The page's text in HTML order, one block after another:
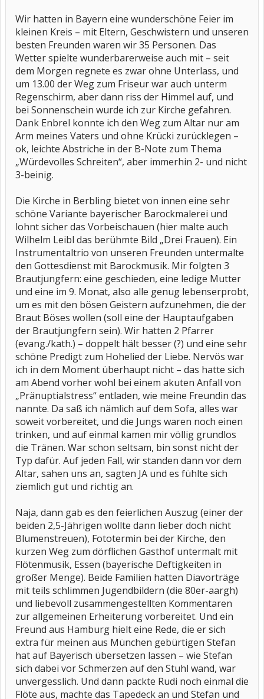
Wir hatten in Bayern eine wunderschöne Feier im
kleinen Kreis – mit Eltern, Geschwistern und unseren
besten Freunden waren wir 35 Personen. Das
Wetter spielte wunderbarerweise auch mit – seit
dem Morgen regnete es zwar ohne Unterlass, und
um 13.00 der Weg zum Friseur war auch unterm
Regenschirm, aber dann riss der Himmel auf, und
bei Sonnenschein wurde ich zur Kirche gefahren.
Dank Enbrel konnte ich den Weg zum Altar nur am
Arm meines Vaters und ohne Krücki zurücklegen –
ok, leichte Abstriche in der B-Note zum Thema
„Würdevolles Schreiten“, aber immerhin 2- und nicht
3-beinig.
Die Kirche in Berbling bietet von innen eine sehr
schöne Variante bayerischer Barockmalerei und
lohnt sicher das Vorbeischauen (hier malte auch
Wilhelm Leibl das berühmte Bild „Drei Frauen). Ein
Instrumentaltrio von unseren Freunden untermalte
den Gottesdienst mit Barockmusik. Mir folgten 3
Brautjungfern: eine geschieden, eine ledige Mutter
und eine im 9. Monat, also alle genug lebenserprobt,
um es mit den bösen Geistern aufzunehmen, die der
Braut Böses wollen (soll eine der Hauptaufgaben
der Brautjungfern sein). Wir hatten 2 Pfarrer
(evang./kath.) – doppelt hält besser (?) und eine sehr
schöne Predigt zum Hohelied der Liebe. Nervös war
ich in dem Moment überhaupt nicht – das hatte sich
am Abend vorher wohl bei einem akuten Anfall von
„Pränuptialstress“ entladen, wie meine Freundin das
nannte. Da saß ich nämlich auf dem Sofa, alles war
soweit vorbereitet, und die Jungs waren noch einen
trinken, und auf einmal kamen mir völlig grundlos
die Tränen. War schon seltsam, bin sonst nicht der
Typ dafür. Auf jeden Fall, wir standen dann vor dem
Altar, sahen uns an, sagten JA und es fühlte sich
ziemlich gut und richtig an.
Naja, dann gab es den feierlichen Auszug (einer der
beiden 2,5-Jährigen wollte dann lieber doch nicht
Blumenstreuen), Fototermin bei der Kirche, den
kurzen Weg zum dörflichen Gasthof untermalt mit
Flötenmusik, Essen (bayerische Deftigkeiten in
großer Menge). Beide Familien hatten Diavorträge
mit teils schlimmen Jugendbildern (die 80er-aargh)
und liebevoll zusammengestellten Kommentaren
zur allgemeinen Erheiterung vorbereitet. Und ein
Freund aus Hamburg hielt eine Rede, die er sich
extra für meinen aus München gebürtigen Stefan
hat auf Bayerisch übersetzen lassen – wie Stefan
sich dabei vor Schmerzen auf den Stuhl wand, war
unvergesslich. Und dann packte Rudi noch einmal die
Flöte aus, machte das Tapedeck an und Stefan und